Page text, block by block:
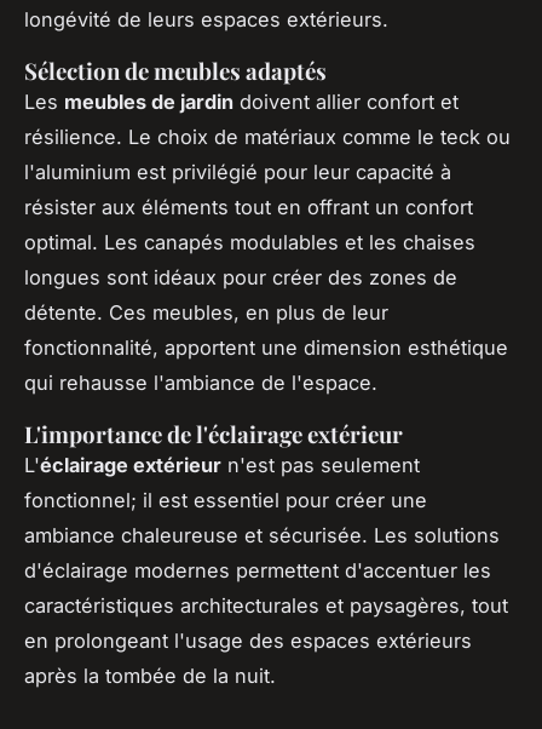
longévité de leurs espaces extérieurs.
Sélection de meubles adaptés
Les meubles de jardin doivent allier confort et
résilience. Le choix de matériaux comme le teck ou
l'aluminium est privilégié pour leur capacité à
résister aux éléments tout en offrant un confort
optimal. Les canapés modulables et les chaises
longues sont idéaux pour créer des zones de
détente. Ces meubles, en plus de leur
fonctionnalité, apportent une dimension esthétique
qui rehausse l'ambiance de l'espace.
L'importance de l'éclairage extérieur
L'éclairage extérieur n'est pas seulement
fonctionnel; il est essentiel pour créer une
ambiance chaleureuse et sécurisée. Les solutions
d'éclairage modernes permettent d'accentuer les
caractéristiques architecturales et paysagères, tout
en prolongeant l'usage des espaces extérieurs
après la tombée de la nuit.